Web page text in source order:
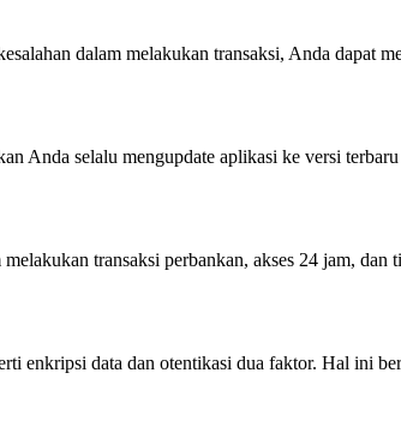
dalam melakukan transaksi, Anda dapat
Anda selalu mengupdate aplikasi ke versi
transaksi perbankan, akses 24 jam,
data dan otentikasi dua faktor. Hal ini